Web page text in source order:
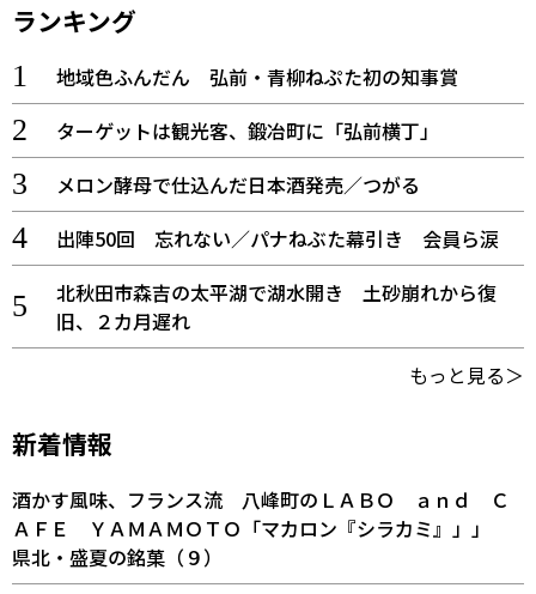
ランキング
地域色ふんだん 弘前・青柳ねぷた初の知事賞
ターゲットは観光客、鍛冶町に「弘前横丁」
メロン酵母で仕込んだ日本酒発売／つがる
出陣50回 忘れない／パナねぶた幕引き 会員ら涙
北秋田市森吉の太平湖で湖水開き 土砂崩れから復
旧、２カ月遅れ
もっと見る＞
新着情報
酒かす風味、フランス流 八峰町のＬＡＢＯ ａｎｄ Ｃ
ＡＦＥ ＹＡＭＡＭＯＴＯ「マカロン『シラカミ』」」
県北・盛夏の銘菓（９）